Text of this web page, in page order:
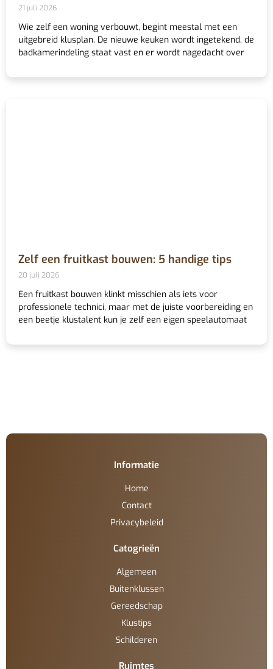
21 juli 2026
Wie zelf een woning verbouwt, begint meestal met een
uitgebreid klusplan. De nieuwe keuken wordt ingetekend, de
badkamerindeling staat vast en er wordt nagedacht over
Zelf een fruitkast bouwen: 5 handige tips
20 juli 2026
Een fruitkast bouwen klinkt misschien als iets voor
professionele technici, maar met de juiste voorbereiding en
een beetje klustalent kun je zelf een eigen speelautomaat
Informatie
Home
Contact
Privacybeleid
Catogrieën
Algemeen
Buitenklussen
Gereedschap
Klustips
Schilderen
Ruimtes